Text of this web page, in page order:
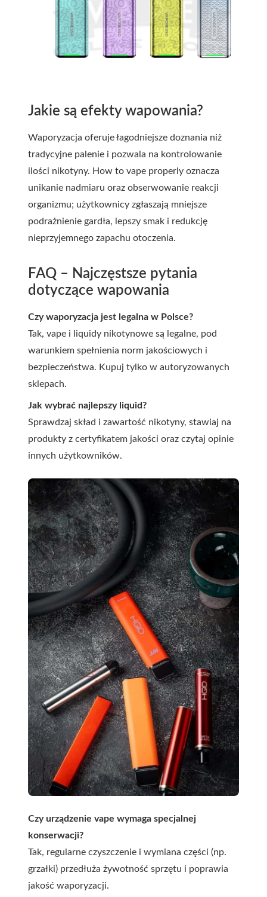
Jakie są efekty wapowania?
Waporyzacja oferuje łagodniejsze doznania niż
tradycyjne palenie i pozwala na kontrolowanie
ilości nikotyny. How to vape properly oznacza
unikanie nadmiaru oraz obserwowanie reakcji
organizmu; użytkownicy zgłaszają mniejsze
podrażnienie gardła, lepszy smak i redukcję
nieprzyjemnego zapachu otoczenia.
FAQ – Najczęstsze pytania
dotyczące wapowania
Czy waporyzacja jest legalna w Polsce?
Tak, vape i liquidy nikotynowe są legalne, pod
warunkiem spełnienia norm jakościowych i
bezpieczeństwa. Kupuj tylko w autoryzowanych
sklepach.
Jak wybrać najlepszy liquid?
Sprawdzaj skład i zawartość nikotyny, stawiaj na
produkty z certyfikatem jakości oraz czytaj opinie
innych użytkowników.
Czy urządzenie vape wymaga specjalnej
konserwacji?
Tak, regularne czyszczenie i wymiana części (np.
grzałki) przedłuża żywotność sprzętu i poprawia
jakość waporyzacji.